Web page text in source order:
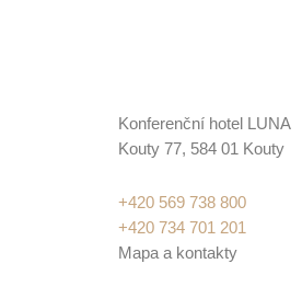
Konferenční hotel LUNA
Kouty 77, 584 01 Kouty
+420 569 738 800
+420 734 701 201
Mapa a kontakty